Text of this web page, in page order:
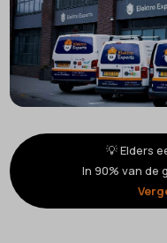
💡 Elders
In 90% van de